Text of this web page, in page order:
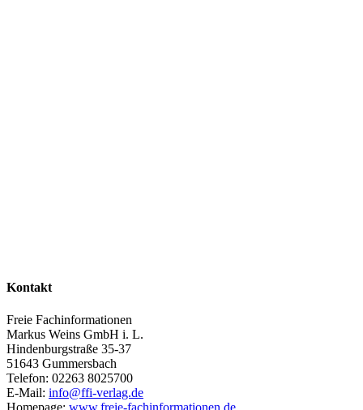
Kontakt
Freie Fachinformationen
Markus Weins GmbH i. L.
Hindenburgstraße 35-37
51643 Gummersbach
Telefon: 02263 8025700
E-Mail: info@ffi-verlag.de
Homepage: www.freie-fachinformationen.de